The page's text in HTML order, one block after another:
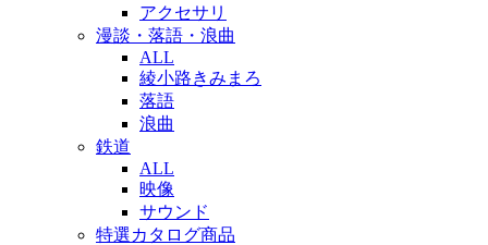
アクセサリ
漫談・落語・浪曲
ALL
綾小路きみまろ
落語
浪曲
鉄道
ALL
映像
サウンド
特選カタログ商品